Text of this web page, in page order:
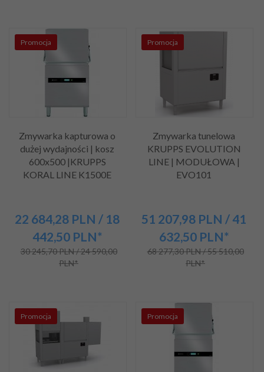
Promocja
Zmywarka kapturowa o
dużej wydajności | kosz
600x500 |KRUPPS
KORAL LINE K1500E
22 684,28 PLN / 18
442,50 PLN*
30 245,70 PLN / 24 590,00
PLN*
Promocja
Zmywarka tunelowa
KRUPPS EVOLUTION
LINE | MODUŁOWA |
EVO101
51 207,98 PLN / 41
632,50 PLN*
68 277,30 PLN / 55 510,00
PLN*
Promocja Promocja